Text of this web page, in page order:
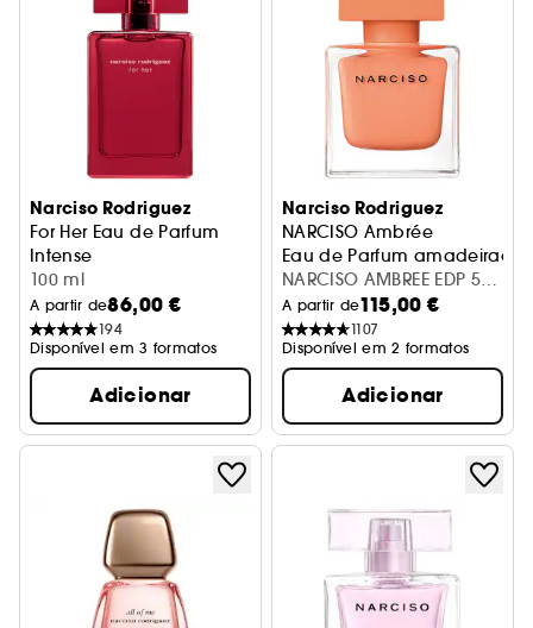
Narciso Rodriguez
For Her Eau de Parfum
Intense
perfume de mulher
100 ml
A partir de86,00 €
194
Disponível em 3 formatos
Adicionar
Narciso Rodriguez
NARCISO Ambrée
Eau de Parfum
NARCISO AMBREE EDP 50
ML
A partir de115,00 €
1107
Disponível em 2 formatos
Adicionar